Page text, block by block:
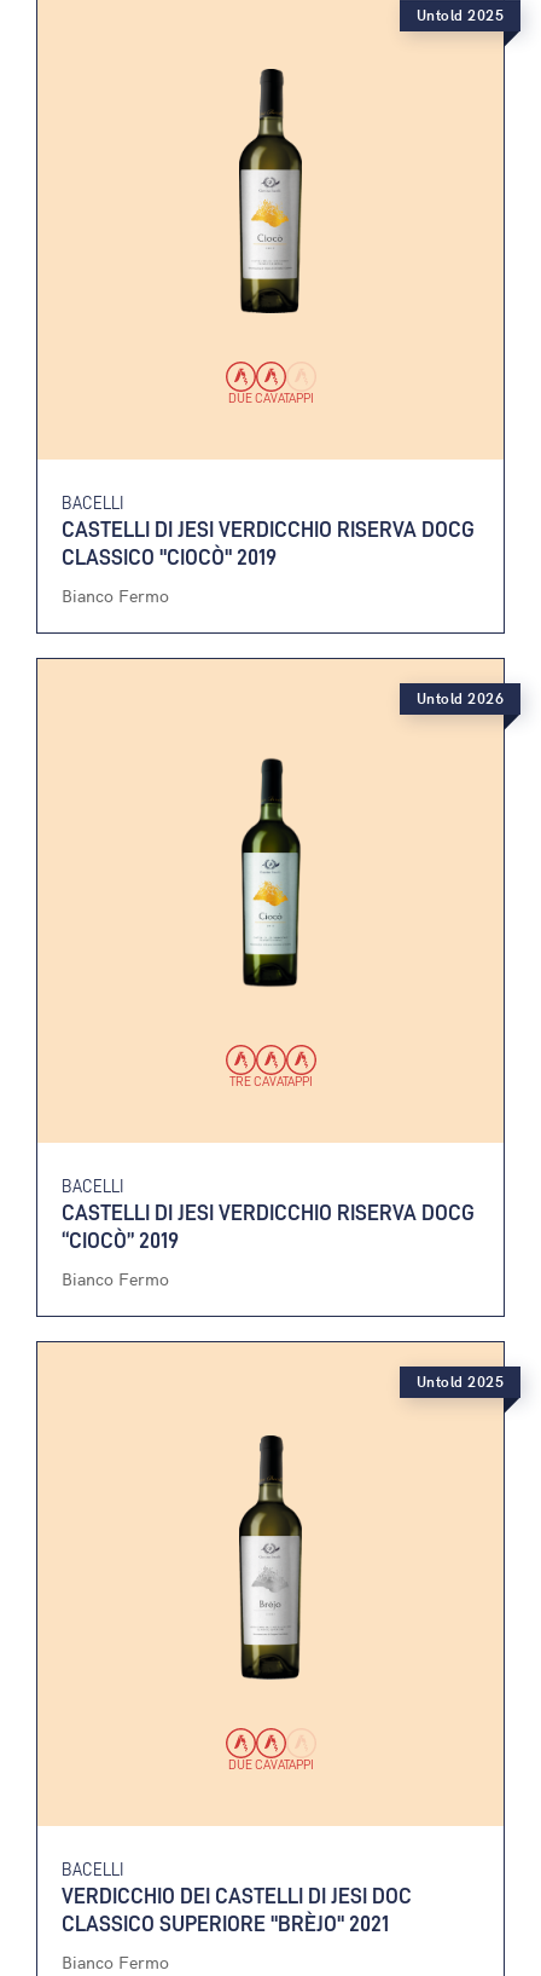
DUE CAVATAPPI
BACELLI
CASTELLI DI JESI VERDICCHIO RISERVA DOCG
CLASSICO "CIOCÒ" 2019
Bianco Fermo
Untold 2025
TRE CAVATAPPI
BACELLI
CASTELLI DI JESI VERDICCHIO RISERVA DOCG
“CIOCÒ” 2019
Bianco Fermo
Untold 2026
DUE CAVATAPPI
BACELLI
VERDICCHIO DEI CASTELLI DI JESI DOC
CLASSICO SUPERIORE "BRÈJO" 2021
Bianco Fermo
Untold 2025